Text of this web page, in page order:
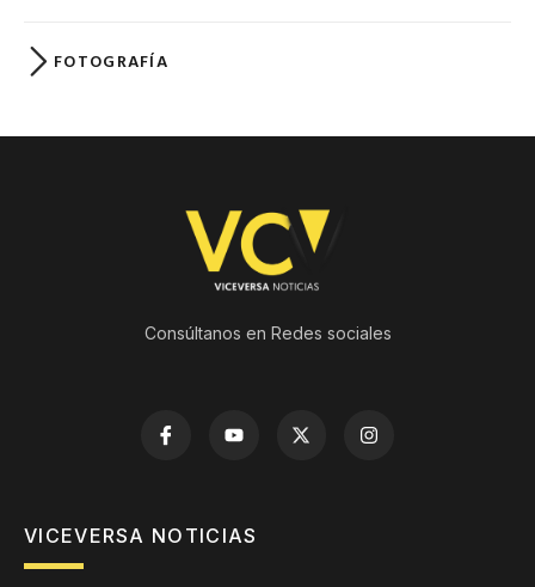
FOTOGRAFÍA
Consúltanos en Redes sociales
VICEVERSA NOTICIAS